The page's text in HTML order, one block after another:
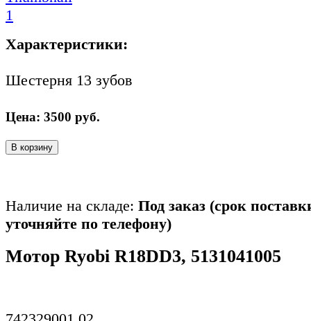
Характеристики:
Шестерня 13 зубов
Цена: 3500 руб.
В корзину
Наличие на складе: Под заказ (срок
уточняйте по телефону)
Мотор Ryobi R18DD3, 5131041005